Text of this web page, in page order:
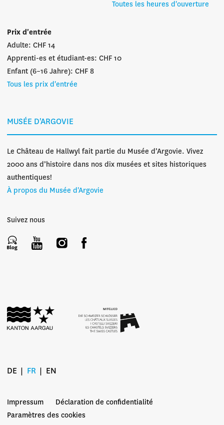
Toutes les heures d'ouverture
Prix d'entrée
Adulte: CHF 14
Apprenti-es et étudiant-es: CHF 10
Enfant (6–16 Jahre): CHF 8
Tous les prix d'entrée
MUSÉE D'ARGOVIE
Le Château de Hallwyl fait partie du Musée d’Argovie. Vivez
2000 ans d’histoire dans nos dix musées et sites historiques
authentiques!
À propos du Musée d'Argovie
Suivez nous
DE FR EN
Impressum
Déclaration de confidentialité
Paramètres des cookies